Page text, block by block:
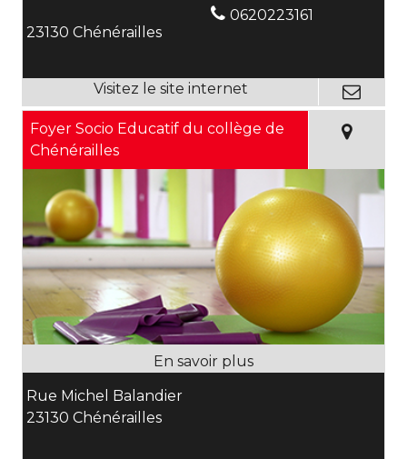
23130 Chénérailles
0620223161
Foyer Socio Educatif du collège de
Chénérailles
Rue Michel Balandier
23130 Chénérailles